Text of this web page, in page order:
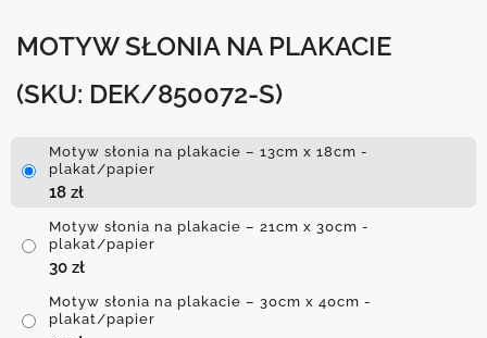
MOTYW SŁONIA NA PLAKACIE
(SKU: DEK/850072-S)
Motyw słonia na plakacie – 13cm x 18cm -
plakat/papier
18 zł
Motyw słonia na plakacie – 21cm x 30cm -
plakat/papier
30 zł
Motyw słonia na plakacie – 30cm x 40cm -
plakat/papier